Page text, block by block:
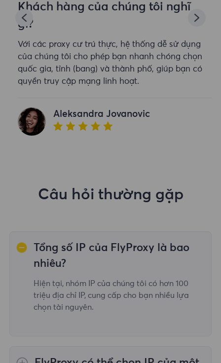
Khách hàng của chúng tôi nghĩ
gì?
Với các proxy cư trú thực, hệ thống dễ sử dụng
của chúng tôi cho phép bạn nhanh chóng chọn
quốc gia, tỉnh (bang) và thành phố, giúp bạn có
quyền truy cập mạng linh hoạt.
Aleksandra Jovanovic
Câu hỏi thường gặp
Tổng số IP của FlyProxy là bao
nhiêu?
Hiện tại, nhóm IP của chúng tôi có hơn 100
triệu địa chỉ IP, cung cấp cho bạn nhiều lựa
chọn tài nguyên.